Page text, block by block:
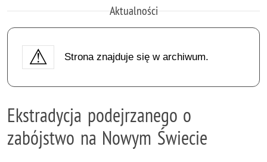
Aktualności
Strona znajduje się w archiwum.
Ekstradycja podejrzanego o
zabójstwo na Nowym Świecie